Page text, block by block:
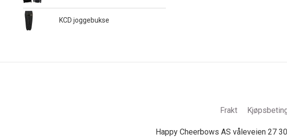
KCD joggebukse
Frakt
Happy Cheerbows AS våleveien 27